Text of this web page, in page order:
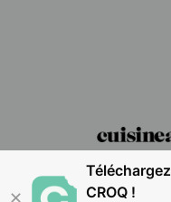
✕
Téléchargez
CROQ !